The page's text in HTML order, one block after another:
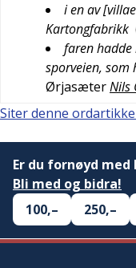
i en av
Kartongfabrikk
faren hadde
sporveien, som
ØrjasæterNils
Siter denne
Er du fornøyd med
Bli med og bidra!
100,–
250,–